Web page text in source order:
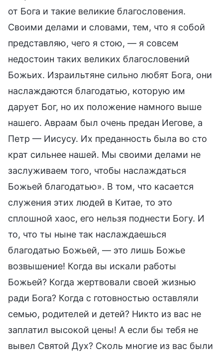
от Бога и такие великие благословения.
Своими делами и словами, тем, что я собой
представляю, чего я стою, — я совсем
недостоин таких великих благословений
Божьих. Израильтяне сильно любят Бога, они
наслаждаются благодатью, которую им
дарует Бог, но их положение намного выше
нашего. Авраам был очень предан Иегове, а
Петр — Иисусу. Их преданность была во сто
крат сильнее нашей. Мы своими делами не
заслуживаем того, чтобы наслаждаться
Божьей благодатью». В том, что касается
служения этих людей в Китае, то это
сплошной хаос, его нельзя поднести Богу. И
то, что ты ныне так наслаждаешься
благодатью Божьей, — это лишь Божье
возвышение! Когда вы искали работы
Божьей? Когда жертвовали своей жизнью
ради Бога? Когда с готовностью оставляли
семью, родителей и детей? Никто из вас не
заплатил высокой цены! А если бы тебя не
вывел Святой Дух? Сколь многие из вас были